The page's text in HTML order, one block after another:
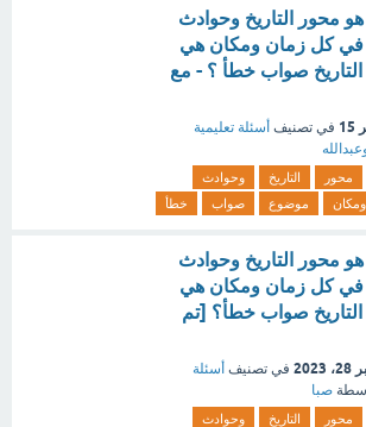
هو محور التاريخ وحوادث
في كل زمان ومكان هي
صواب خطأ ؟ - مع
في تصنيف أسئلة تعليمية
محور التاريخ
وحوادث
ومكان موضوع صواب خطأ
هو محور التاريخ وحوادث
في كل زمان ومكان هي
صواب خطأ؟ [تم
في تصنيف أسئلة
صبا
محور التاريخ
وحوادث